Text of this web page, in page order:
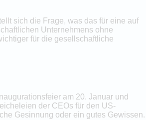
sich die Frage, was das für eine auf
Unternehmens ohne
für die gesellschaftliche
am 20. Januar und
der CEOs für den US-
Gesinnung oder ein gutes Gewissen.